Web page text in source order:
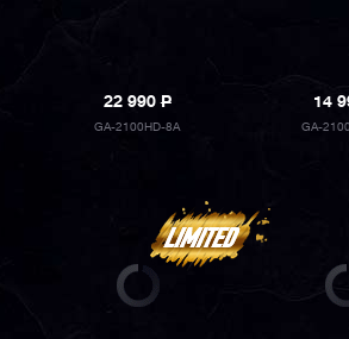
22 990P
GA-2100HD-8A
14
GA-